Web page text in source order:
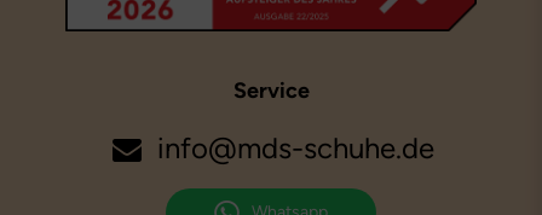
Service
info@mds-schuhe.de